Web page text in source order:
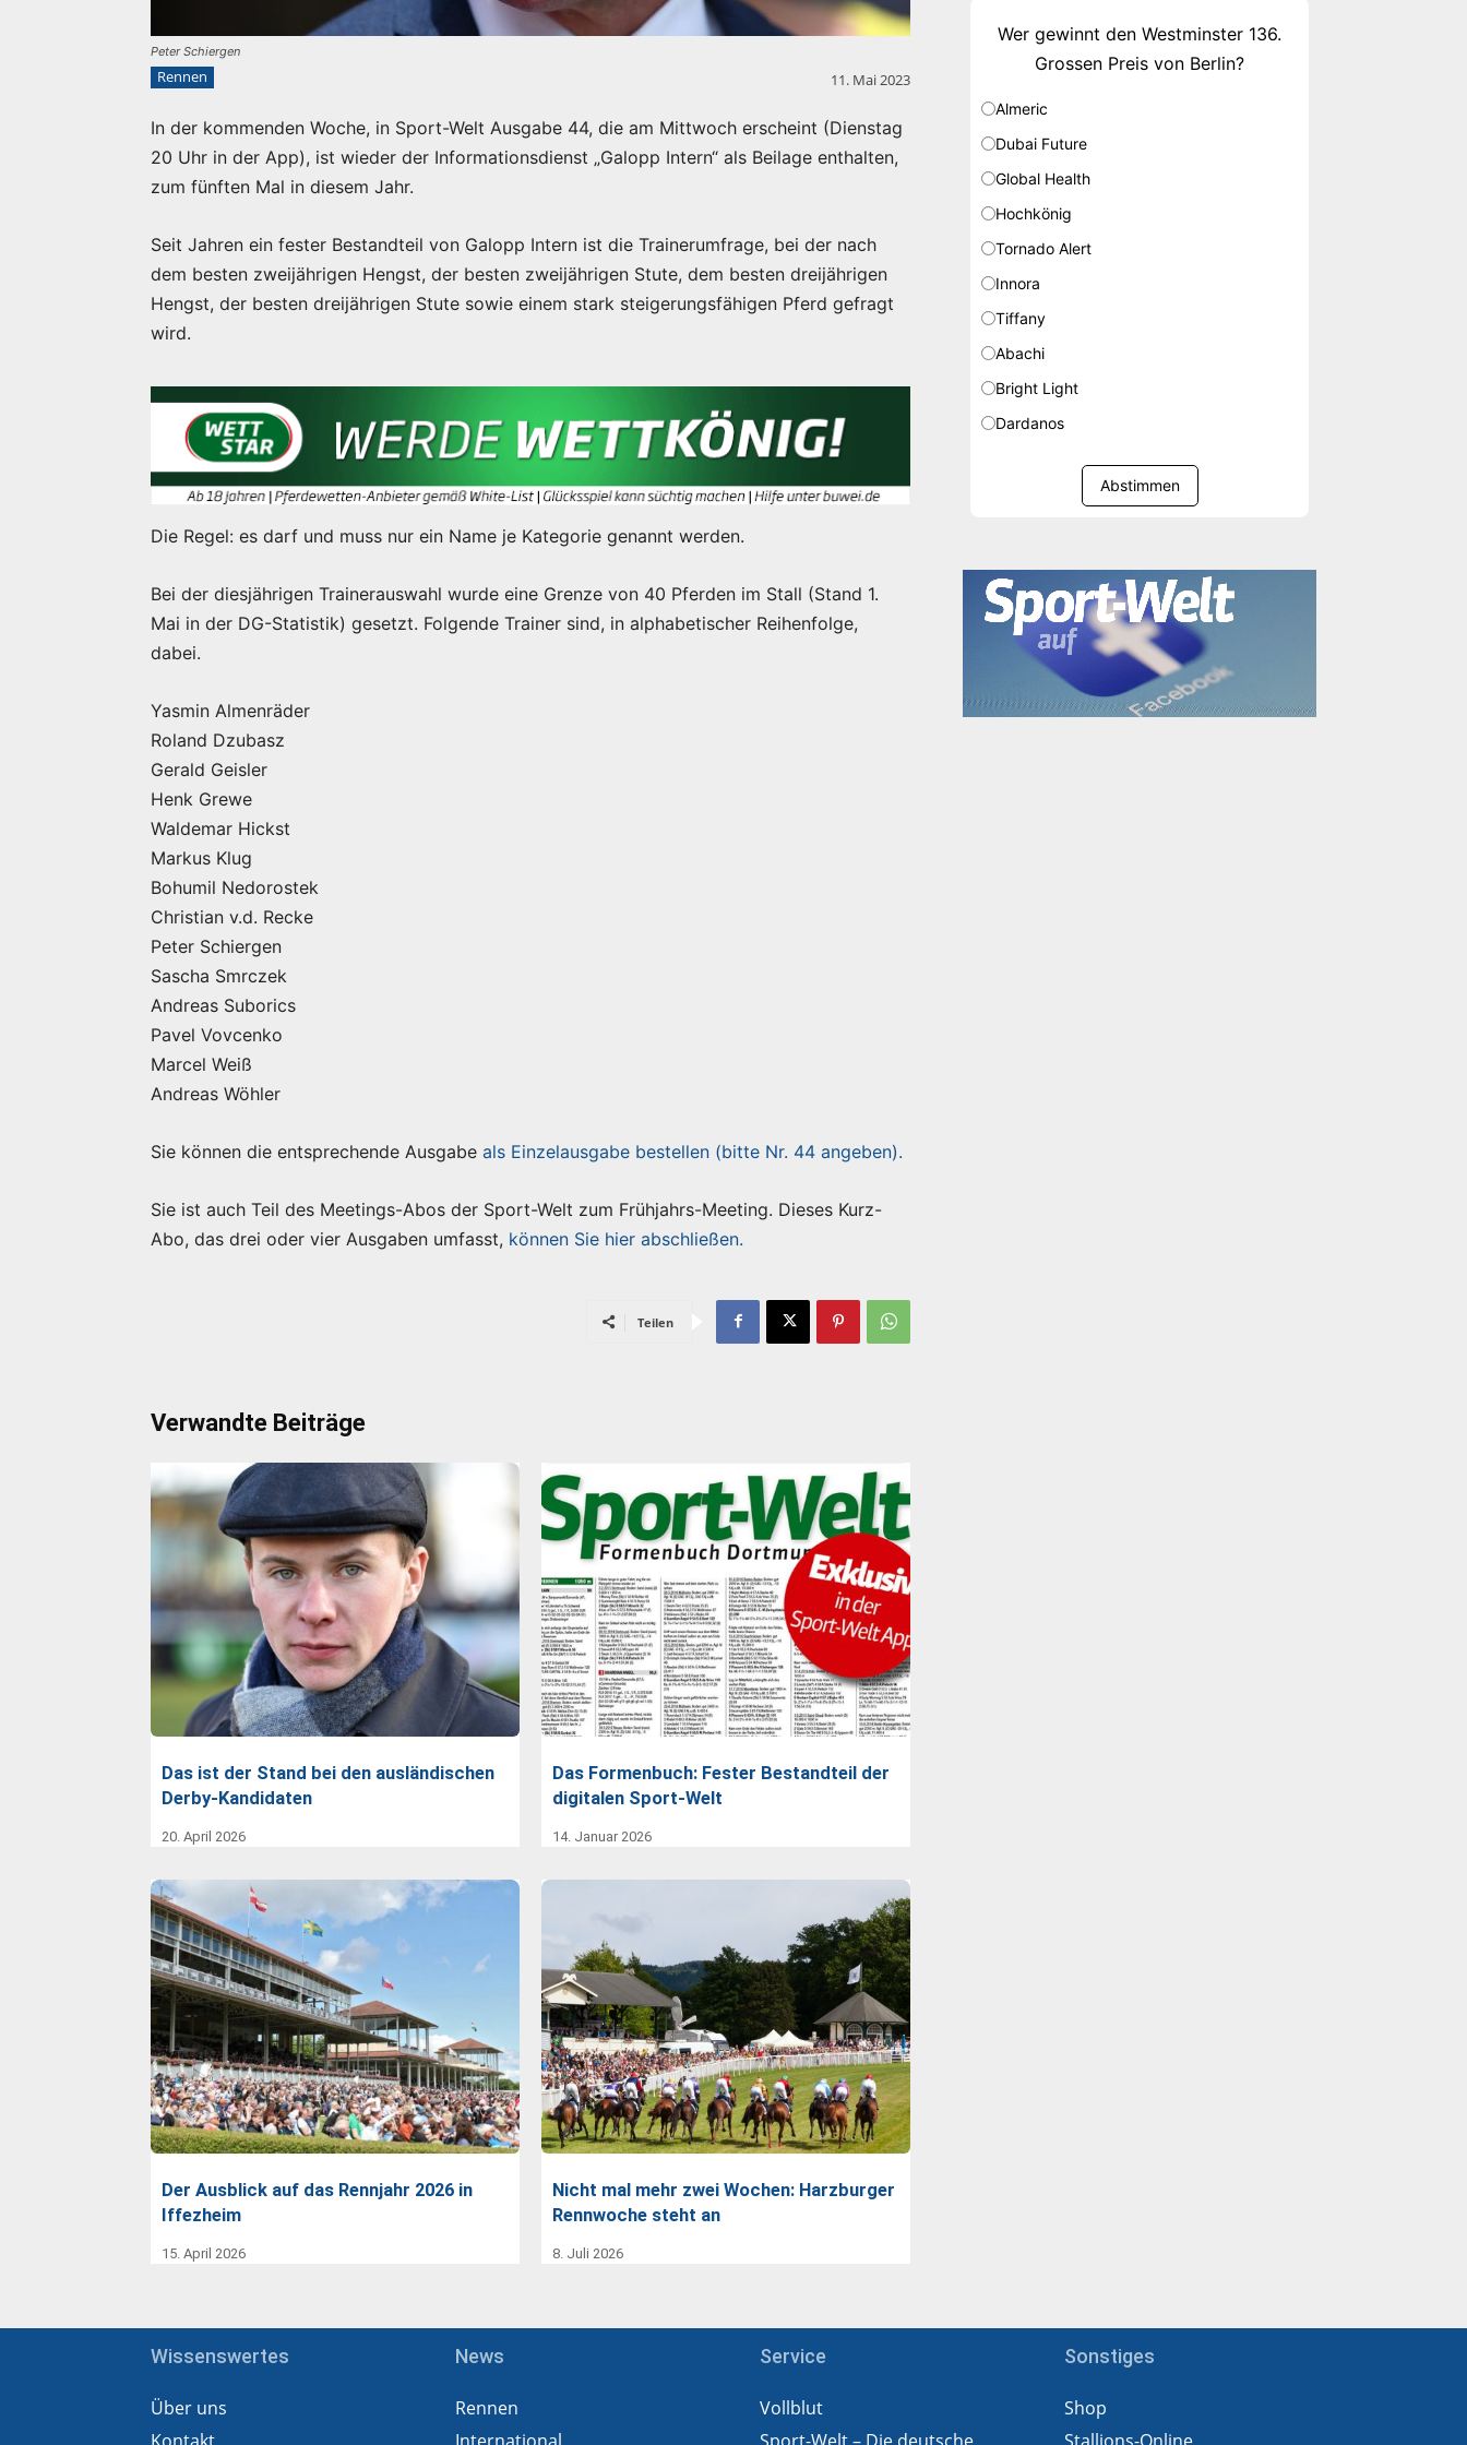
Peter Schiergen
Rennen 11. Mai 2023
In der kommenden Woche, in Sport-Welt Ausgabe 44, die am Mittwoch erscheint (Dienstag
20 Uhr in der App), ist wieder der Informationsdienst „Galopp Intern“ als Beilage enthalten,
zum fünften Mal in diesem Jahr.
Seit Jahren ein fester Bestandteil von Galopp Intern ist die Trainerumfrage, bei der nach
dem besten zweijährigen Hengst, der besten zweijährigen Stute, dem besten dreijährigen
Hengst, der besten dreijährigen Stute sowie einem stark steigerungsfähigen Pferd gefragt
wird.
Die Regel: es darf und muss nur ein Name je Kategorie genannt werden.
Bei der diesjährigen Trainerauswahl wurde eine Grenze von 40 Pferden im Stall (Stand 1.
Mai in der DG-Statistik) gesetzt. Folgende Trainer sind, in alphabetischer Reihenfolge,
dabei.
Yasmin Almenräder
Roland Dzubasz
Gerald Geisler
Henk Grewe
Waldemar Hickst
Markus Klug
Bohumil Nedorostek
Christian v.d. Recke
Peter Schiergen
Sascha Smrczek
Andreas Suborics
Pavel Vovcenko
Marcel Weiß
Andreas Wöhler
Sie können die entsprechende Ausgabe als Einzelausgabe bestellen (bitte Nr. 44 angeben).
Sie ist auch Teil des Meetings-Abos der Sport-Welt zum Frühjahrs-Meeting. Dieses Kurz-
Abo, das drei oder vier Ausgaben umfasst, können Sie hier abschließen.
Teilen
Verwandte Beiträge
Das ist der Stand bei den ausländischen
Derby-Kandidaten
20. April 2026
Das Formenbuch: Fester Bestandteil der
digitalen Sport-Welt
14. Januar 2026
Der Ausblick auf das Rennjahr 2026 in
Iffezheim
15. April 2026
Nicht mal mehr zwei Wochen: Harzburger
Rennwoche steht an
8. Juli 2026
Wer gewinnt den Westminster 136.
Grossen Preis von Berlin?
Almeric
Dubai Future
Global Health
Hochkönig
Tornado Alert
Innora
Tiffany
Abachi
Bright Light
Dardanos
Abstimmen
Wissenswertes
Über uns
News
Rennen
Service
Vollblut
Sonstiges
Shop